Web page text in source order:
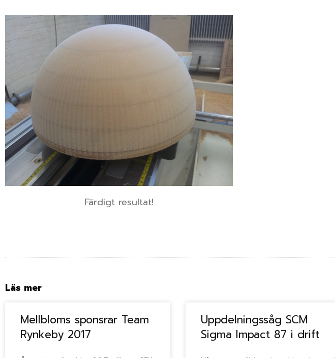
Färdigt resultat!
Läs mer
Mellbloms sponsrar Team
Rynkeby 2017
Uppdelningssåg SCM
Sigma Impact 87 i drift